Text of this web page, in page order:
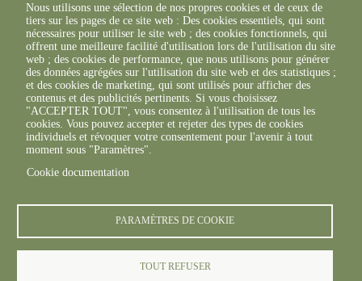
16 B RUE DE PARIS
91160 CHAMPLAN
+33(0)1 56 30 00 20
Nous utilisons une sélection de nos propres cookies et de ceux de
tiers sur les pages de ce site web : Des cookies essentiels, qui sont
nécessaires pour utiliser le site web ; des cookies fonctionnels, qui
offrent une meilleure facilité d'utilisation lors de l'utilisation du site
web ; des cookies de performance, que nous utilisons pour générer
des données agrégées sur l'utilisation du site web et des statistiques ;
et des cookies de marketing, qui sont utilisés pour afficher des
contenus et des publicités pertinents. Si vous choisissez
"ACCEPTER TOUT", vous consentez à l'utilisation de tous les
cookies. Vous pouvez accepter et rejeter des types de cookies
individuels et révoquer votre consentement pour l'avenir à tout
moment sous "Paramètres".
Cookie documentation
PARAMÈTRES DE COOKIE
TOUT REFUSER